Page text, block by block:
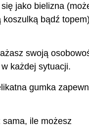
jako bielizna
bądź
swoją
każdej sytuacji.
gumka
sama, ile możesz